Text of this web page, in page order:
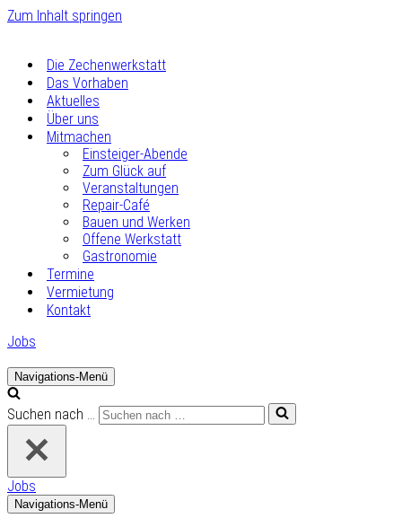
Zum Inhalt springen
Die Zechenwerkstatt
Das Vorhaben
Aktuelles
Über uns
Mitmachen
Einsteiger-Abende
Zum Glück auf
Veranstaltungen
Repair-Café
Bauen und Werken
Offene Werkstatt
Gastronomie
Termine
Vermietung
Kontakt
Jobs
Navigations-Menü
Suchen nach …
Jobs
Navigations-Menü